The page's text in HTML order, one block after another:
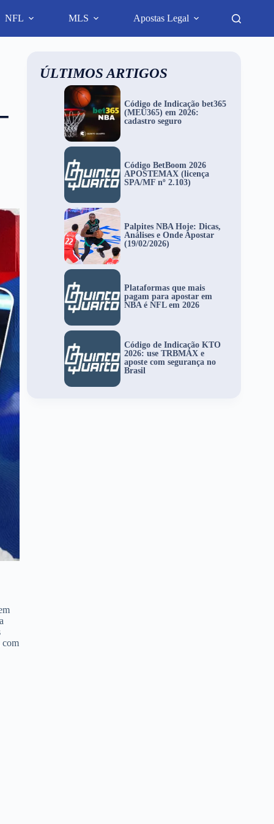
NFL MLS Apostas Legal
com
ÚLTIMOS ARTIGOS
Código de Indicação bet365
(MEU365) em 2026:
cadastro seguro
Código BetBoom 2026
APOSTEMAX (licença
SPA/MF nº 2.103)
Palpites NBA Hoje: Dicas,
Análises e Onde Apostar
(19/02/2026)
Plataformas que mais
pagam para apostar em
NBA é NFL em 2026
Código de Indicação KTO
2026: use TRBMAX e
aposte com segurança no
Brasil